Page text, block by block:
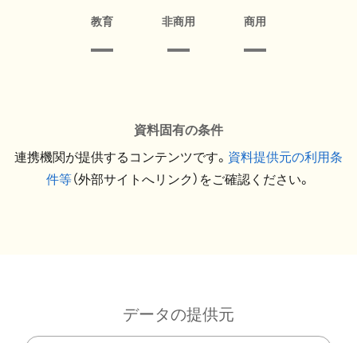
教育 非商用 商用
資料固有の条件
連携機関が提供するコンテンツです。 資料提供元の利用条
件等（外部サイトへリンク）をご確認ください。
データの提供元